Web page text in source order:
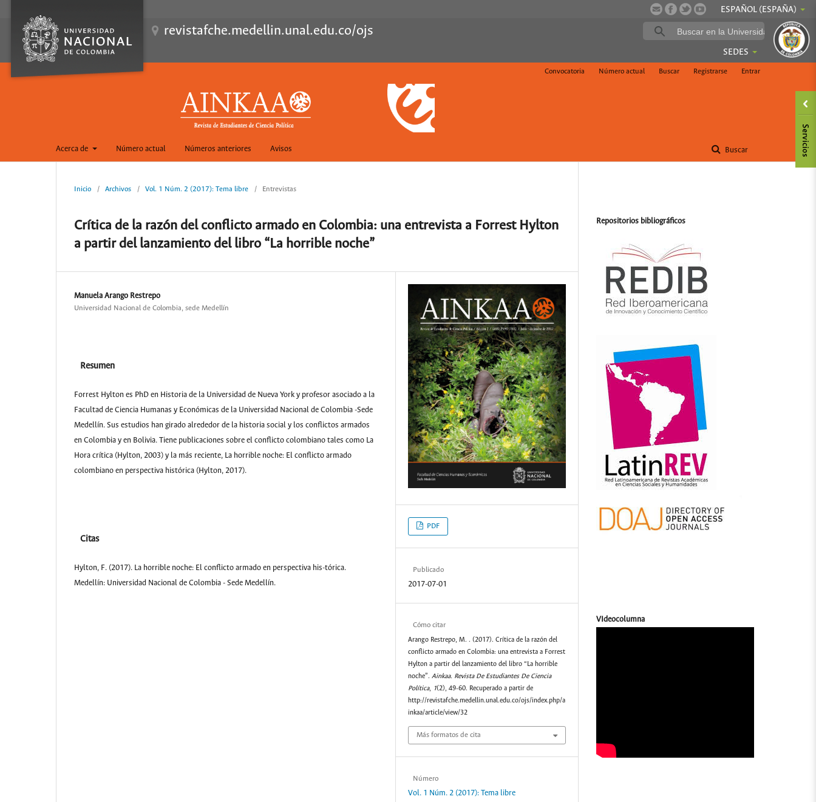
ESPAÑOL (ESPAÑA)
revistafche.medellin.unal.edu.co/ojs
SEDES
Acerca de Número actual Números anteriores Avisos Buscar
Convocatoria Número actual Buscar Registrarse Entrar
Inicio / Archivos / Vol. 1 Núm. 2 (2017): Tema libre / Entrevistas
Crítica de la razón del conflicto armado en Colombia: una entrevista a Forrest Hylton
a partir del lanzamiento del libro “La horrible noche”
Manuela Arango Restrepo
Universidad Nacional de Colombia, sede Medellín
Resumen
Forrest Hylton es PhD en Historia de la Universidad de Nueva York y profesor asociado a la
Facultad de Ciencia Humanas y Económicas de la Universidad Nacional de Colombia -Sede
Medellín. Sus estudios han girado alrededor de la historia social y los conflictos armados
en Colombia y en Bolivia. Tiene publicaciones sobre el conflicto colombiano tales como La
Hora crítica (Hylton, 2003) y la más reciente, La horrible noche: El conflicto armado
colombiano en perspectiva histórica (Hylton, 2017).
Citas
Hylton, F. (2017). La horrible noche: El conflicto armado en perspectiva his-tórica.
Medellín: Universidad Nacional de Colombia - Sede Medellín.
PDF
Publicado
2017-07-01
Cómo citar
Arango Restrepo, M. . (2017). Crítica de la razón del
conflicto armado en Colombia: una entrevista a Forrest
Hylton a partir del lanzamiento del libro “La horrible
noche”. Ainkaa. Revista De Estudiantes De Ciencia
Política, 1(2), 49-60. Recuperado a partir de
http://revistafche.medellin.unal.edu.co/ojs/index.php/a
inkaa/article/view/32
Más formatos de cita
Número
Vol. 1 Núm. 2 (2017): Tema libre
Repositorios bibliográficos
VIdeocolumna